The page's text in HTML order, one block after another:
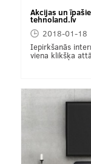
Akcijas un
tehnoland.lv
2018-01-18
Iepirkšanās
viena klikšķa